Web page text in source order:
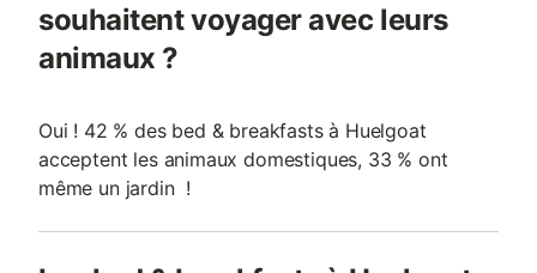
souhaitent voyager avec leurs
animaux ?
Oui ! 42 % des bed & breakfasts à Huelgoat
acceptent les animaux domestiques, 33 % ont
même un jardin !